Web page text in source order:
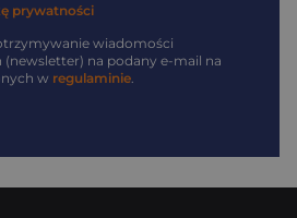
prywatności
wiadomości
na podany e-mail na
w regulaminie.